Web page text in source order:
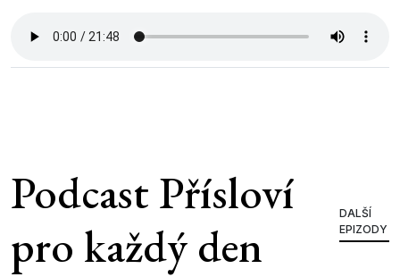
Podcast Přísloví
pro každý den
DALŠÍ
EPIZODY